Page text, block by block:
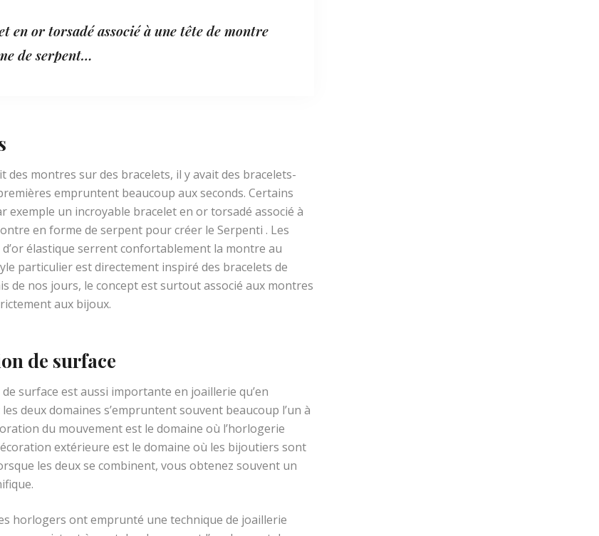
en or torsadé associé à une tête de montre
de serpent…
des montres sur des bracelets, il y avait des bracelets-
empruntent beaucoup aux seconds. Certains
exemple un incroyable bracelet en or torsadé associé à
en forme de serpent pour créer le Serpenti . Les
élastique serrent confortablement la montre au
particulier est directement inspiré des bracelets de
de nos jours, le concept est surtout associé aux montres
aux bijoux.
de surface
surface est aussi importante en joaillerie qu’en
deux domaines s’empruntent souvent beaucoup l’un à
du mouvement est le domaine où l’horlogerie
extérieure est le domaine où les bijoutiers sont
les deux se combinent, vous obtenez souvent un
horlogers ont emprunté une technique de joaillerie